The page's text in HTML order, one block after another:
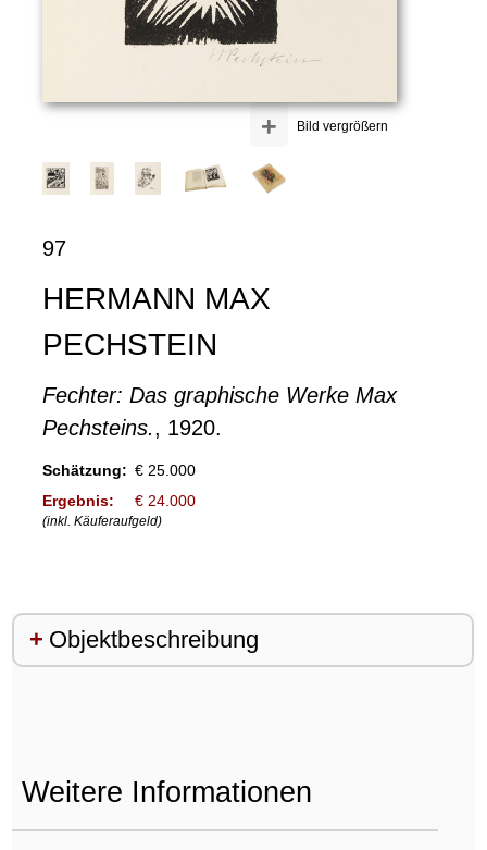
Bild vergrößern
+
97
HERMANN MAX
PECHSTEIN
Fechter: Das graphische Werke Max
Pechsteins., 1920.
Schätzung: € 25.000
Ergebnis:
€ 24.000
(inkl. Käuferaufgeld)
Objektbeschreibung
Weitere Informationen